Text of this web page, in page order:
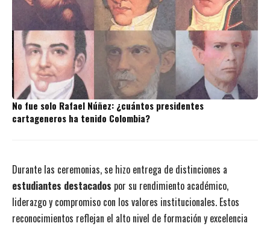
No fue solo Rafael Núñez: ¿cuántos presidentes
cartageneros ha tenido Colombia?
Durante las ceremonias, se hizo entrega de distinciones a
estudiantes destacados por su rendimiento académico,
liderazgo y compromiso con los valores institucionales. Estos
reconocimientos reflejan el alto nivel de formación y excelencia